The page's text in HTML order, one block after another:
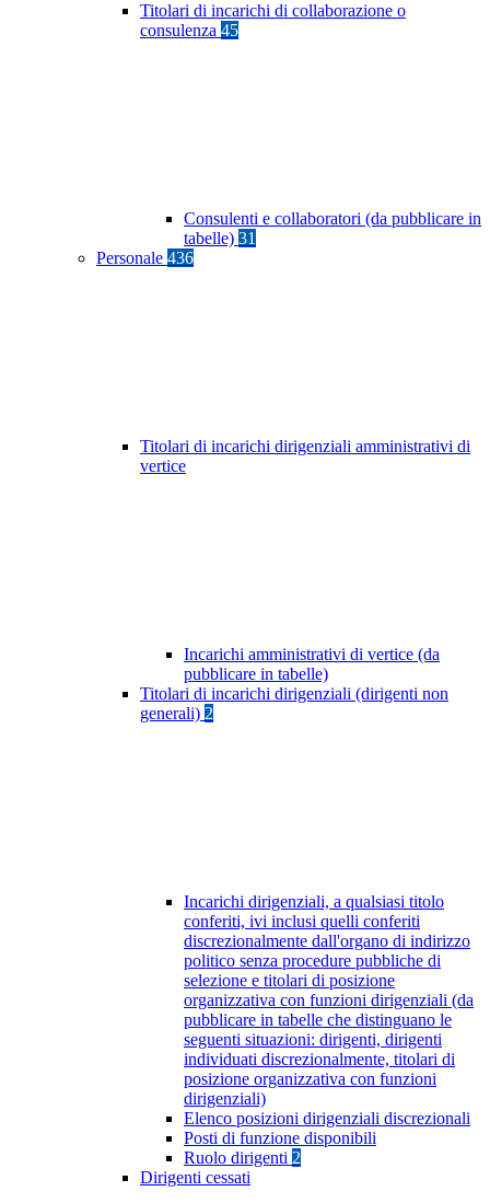
Titolari di incarichi di collaborazione o
consulenza 45
Consulenti e collaboratori (da pubblicare in
tabelle) 31
Personale 436
Titolari di incarichi dirigenziali amministrativi di
vertice
Incarichi amministrativi di vertice (da
pubblicare in tabelle)
Titolari di incarichi dirigenziali (dirigenti non
generali) 2
Incarichi dirigenziali, a qualsiasi titolo
conferiti, ivi inclusi quelli conferiti
discrezionalmente dall'organo di indirizzo
politico senza procedure pubbliche di
selezione e titolari di posizione
organizzativa con funzioni dirigenziali (da
pubblicare in tabelle che distinguano le
seguenti situazioni: dirigenti, dirigenti
individuati discrezionalmente, titolari di
posizione organizzativa con funzioni
dirigenziali)
Elenco posizioni dirigenziali discrezionali
Posti di funzione disponibili
Ruolo dirigenti 2
Dirigenti cessati